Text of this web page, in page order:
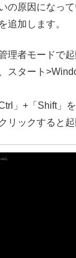
の原因になって
追加します。
理者モードで起
スタート
」+「Shift」
リックすると起